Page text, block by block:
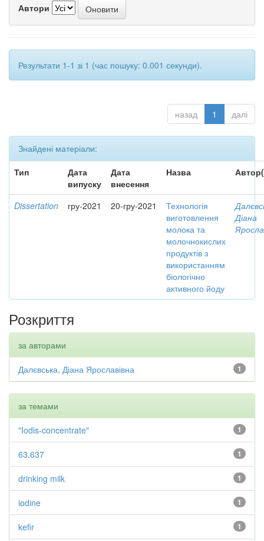
Автори
Результати 1-1 зі 1 (час пошуку: 0.001 секунди).
назад 1 далі
Знайдені матеріали:
Тип
Дата
випуску
Дата
внесення
Назва
Dissertation гру-2021 20-гру-2021
Технологія
виготовлення
молока та
молочнокислих
продуктів з
використанням
біологічно
активного йоду
Діана
Розкриття
за авторами
1
Далєвська, Діана Ярославівна
за темами
1
"Iodis-concentrate"
1
63.637
1
drinking milk
1
iodine
1
kefir